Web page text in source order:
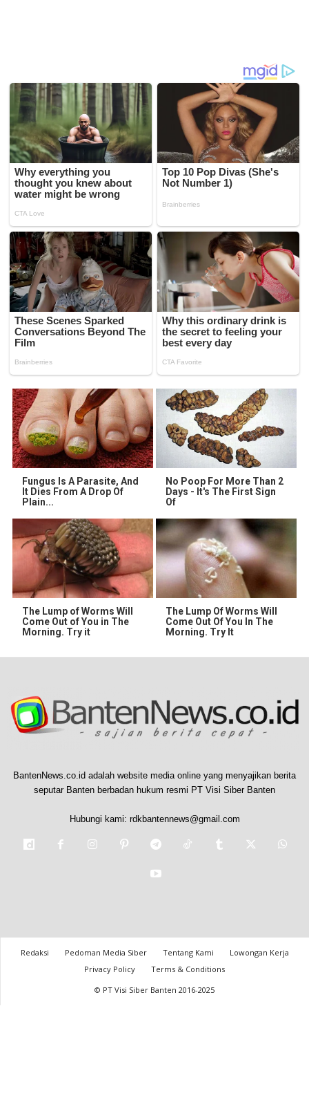
Fungus Is A Parasite, And
It Dies From A Drop Of
Plain...
No Poop For More Than 2
Days - It's The First Sign
Of
The Lump of Worms Will
Come Out of You in The
Morning. Try it
The Lump Of Worms Will
Come Out Of You In The
Morning. Try It
BantenNews.co.id adalah website media online yang menyajikan berita
seputar Banten berbadan hukum resmi PT Visi Siber Banten
Hubungi kami: rdkbantennews@gmail.com
Redaksi Pedoman Media Siber Tentang Kami
Lowongan Kerja
Privacy Policy
Terms & Conditions
© PT Visi Siber Banten 2016-2025